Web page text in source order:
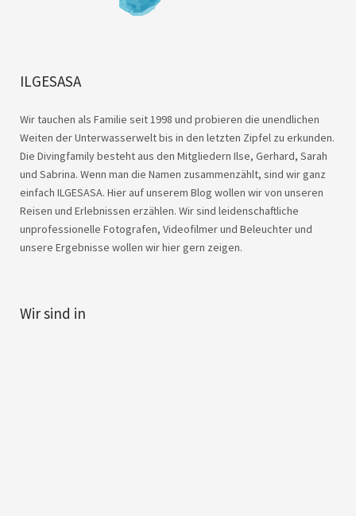
ILGESASA
Wir tauchen als Familie seit 1998 und probieren die unendlichen
Weiten der Unterwasserwelt bis in den letzten Zipfel zu erkunden.
Die Divingfamily besteht aus den Mitgliedern Ilse, Gerhard, Sarah
und Sabrina. Wenn man die Namen zusammenzählt, sind wir ganz
einfach ILGESASA. Hier auf unserem Blog wollen wir von unseren
Reisen und Erlebnissen erzählen. Wir sind leidenschaftliche
unprofessionelle Fotografen, Videofilmer und Beleuchter und
unsere Ergebnisse wollen wir hier gern zeigen.
Wir sind in